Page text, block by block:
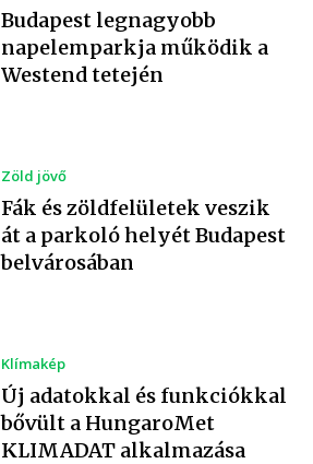
Budapest legnagyobb
napelemparkja működik a
Westend tetején
Zöld jövő
Fák és zöldfelületek veszik
át a parkoló helyét Budapest
belvárosában
Klímakép
Új adatokkal és funkciókkal
bővült a HungaroMet
KLIMADAT alkalmazása